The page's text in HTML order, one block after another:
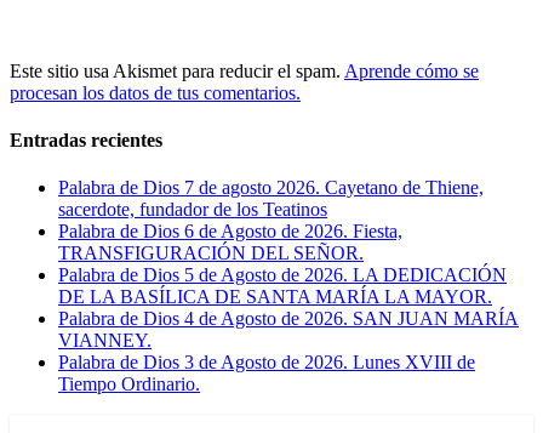
Este sitio usa Akismet para reducir el spam. Aprende cómo se
procesan los datos de tus comentarios.
Entradas recientes
Palabra de Dios 7 de agosto 2026. Cayetano de Thiene,
sacerdote, fundador de los Teatinos
Palabra de Dios 6 de Agosto de 2026. Fiesta,
TRANSFIGURACIÓN DEL SEÑOR.
Palabra de Dios 5 de Agosto de 2026. LA DEDICACIÓN
DE LA BASÍLICA DE SANTA MARÍA LA MAYOR.
Palabra de Dios 4 de Agosto de 2026. SAN JUAN MARÍA
VIANNEY.
Palabra de Dios 3 de Agosto de 2026. Lunes XVIII de
Tiempo Ordinario.